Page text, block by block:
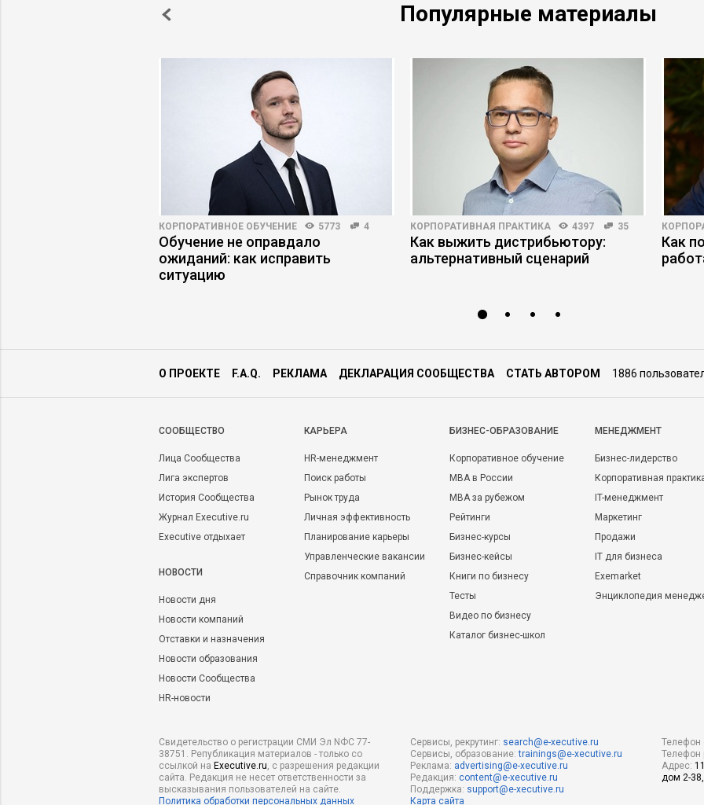
Популярные материалы
КОРПОРАТИВНОЕ ОБУЧЕНИЕ 5773 4
Обучение не оправдало
ожиданий: как исправить
ситуацию
КОРПОРАТИВНАЯ ПРАКТИКА 4397 35
Как выжить дистрибьютору:
альтернативный сценарий
Как
О ПРОЕКТЕ F.A.Q. РЕКЛАМА ДЕКЛАРАЦИЯ СООБЩЕСТВА СТАТЬ АВТОРОМ 1886
CООБЩЕСТВО
Лица Сообщества
Лига экспертов
История Сообщества
Журнал Executive.ru
Executive отдыхает
НОВОСТИ
Новости дня
Новости компаний
Отставки и назначения
Новости образования
Новости Сообщества
HR-новости
КАРЬЕРА
HR-менеджмент
Поиск работы
Рынок труда
Личная эффективность
Планирование карьеры
Управленческие вакансии
Справочник компаний
БИЗНЕС-ОБРАЗОВАНИЕ
Корпоративное обучение
MBA в России
MBA за рубежом
Рейтинги
Бизнес-курсы
Бизнес-кейсы
Книги по бизнесу
Тесты
Видео по бизнесу
Каталог бизнес-школ
МЕНЕДЖМЕНТ
Бизнес-лидерство
Корпоративная
IT-менеджмент
Маркетинг
Продажи
IT для бизнеса
Exemarket
Энциклопедия
Свидетельство о регистрации СМИ Эл NФС 77-
38751. Републикация материалов - только со
ссылкой на Executive.ru, с разрешения редакции
сайта. Редакция не несет ответственности за
высказывания пользователей на сайте.
Политика обработки персональных данных
Сервисы, рекрутинг: search@e-xecutive.ru
Сервисы, образование:trainings@e-xecutive.ru
Реклама: advertising@e-xecutive.ru
Редакция: content@e-xecutive.ru
Поддержка: support@e-xecutive.ru
Карта сайта
Телефон
Телефон
Адрес:
дом 2-